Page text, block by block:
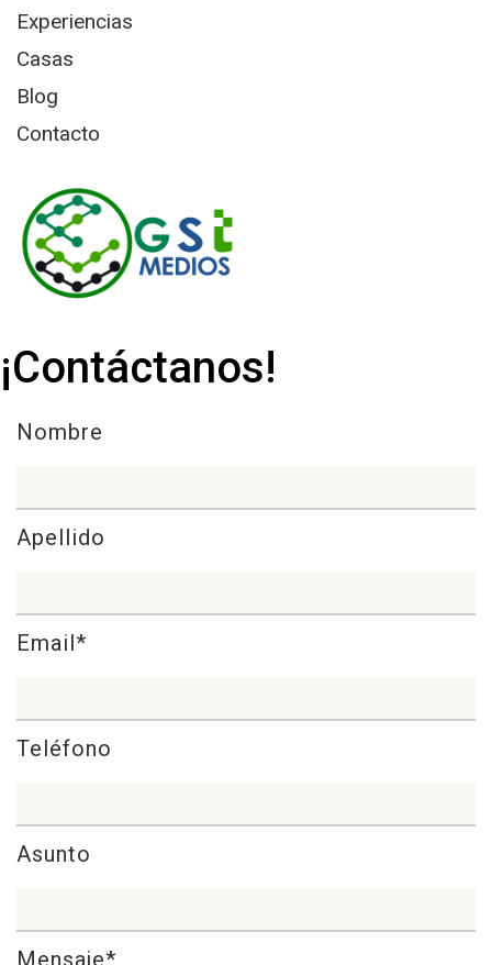
Experiencias
Casas
Blog
Contacto
¡Contáctanos!
Nombre
Apellido
Email*
Teléfono
Asunto
Mensaje*